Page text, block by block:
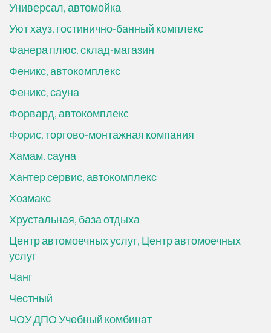
Универсал, автомойка
Уют хауз, гостинично-банный комплекс
Фанера плюс, склад-магазин
Феникс, автокомплекс
Феникс, сауна
Форвард, автокомплекс
Форис, торгово-монтажная компания
Хамам, сауна
Хантер сервис, автокомплекс
Хозмакс
Хрустальная, база отдыха
Центр автомоечных услуг, Центр автомоечных
услуг
Чанг
Честный
ЧОУ ДПО Учебный комбинат